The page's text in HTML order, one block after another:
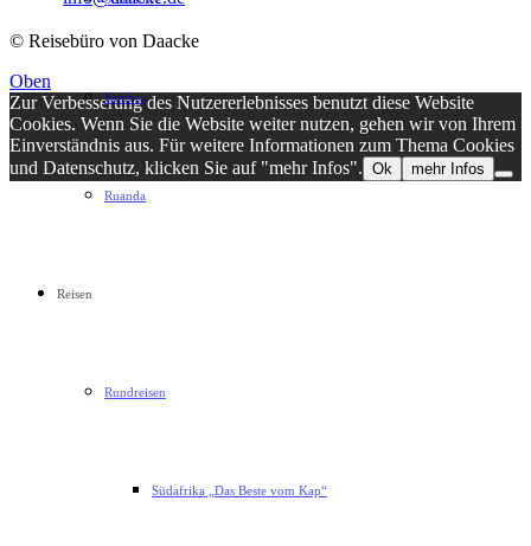
Sambia
Ruanda
Reisen
Rundreisen
Südafrika „Das Beste vom Kap“
© Reisebüro von Daacke
Oben
Zur Verbesserung des Nutzererlebnisses benutzt diese Website
Cookies. Wenn Sie die Website weiter nutzen, gehen wir von Ihrem
Einverständnis aus. Für weitere Informationen zum Thema Cookies
und Datenschutz, klicken Sie auf "mehr Infos". Ok mehr Infos